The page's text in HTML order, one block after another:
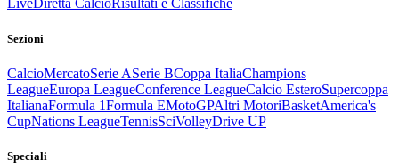
LiveDiretta CalcioRisultati e Classifiche
Sezioni
CalcioMercatoSerie ASerie BCoppa ItaliaChampions
LeagueEuropa LeagueConference LeagueCalcio EsteroSupercoppa
ItalianaFormula 1Formula EMotoGPAltri MotoriBasketAmerica's
CupNations LeagueTennisSciVolleyDrive UP
Speciali